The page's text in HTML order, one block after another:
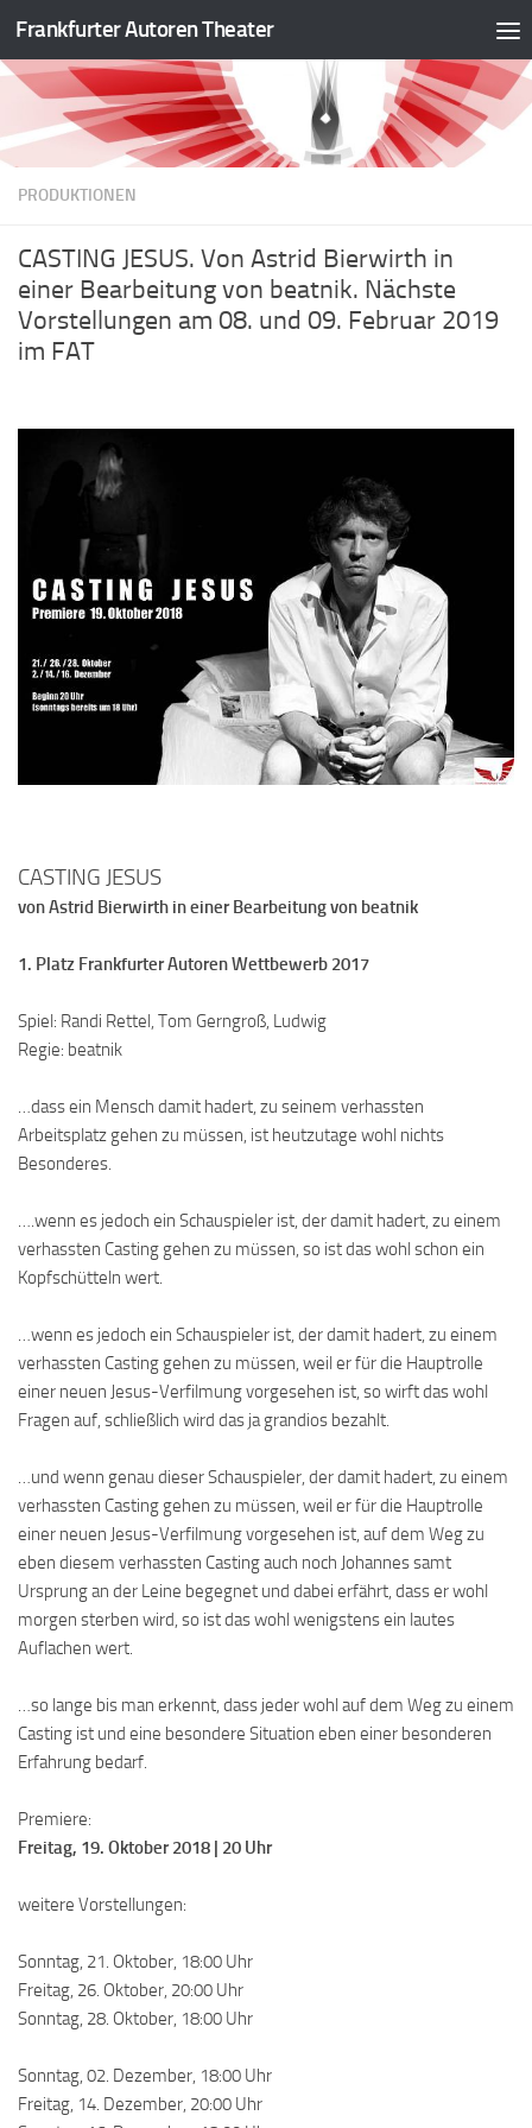
Zum Inhalt springen
Frankfurter Autoren Theater
PRODUKTIONEN
CASTING JESUS. Von Astrid Bierwirth in
einer Bearbeitung von beatnik. Nächste
Vorstellungen am 08. und 09. Februar 2019
im FAT
CASTING JESUS
von Astrid Bierwirth in einer Bearbeitung von beatnik
1. Platz Frankfurter Autoren Wettbewerb 2017
Spiel: Randi Rettel, Tom Gerngroß, Ludwig
Regie: beatnik
…dass ein Mensch damit hadert, zu seinem verhassten
Arbeitsplatz gehen zu müssen, ist heutzutage wohl nichts
Besonderes.
….wenn es jedoch ein Schauspieler ist, der damit hadert, zu einem
verhassten Casting gehen zu müssen, so ist das wohl schon ein
Kopfschütteln wert.
…wenn es jedoch ein Schauspieler ist, der damit hadert, zu einem
verhassten Casting gehen zu müssen, weil er für die Hauptrolle
einer neuen Jesus-Verfilmung vorgesehen ist, so wirft das wohl
Fragen auf, schließlich wird das ja grandios bezahlt.
…und wenn genau dieser Schauspieler, der damit hadert, zu einem
verhassten Casting gehen zu müssen, weil er für die Hauptrolle
einer neuen Jesus-Verfilmung vorgesehen ist, auf dem Weg zu
eben diesem verhassten Casting auch noch Johannes samt
Ursprung an der Leine begegnet und dabei erfährt, dass er wohl
morgen sterben wird, so ist das wohl wenigstens ein lautes
Auflachen wert.
…so lange bis man erkennt, dass jeder wohl auf dem Weg zu einem
Casting ist und eine besondere Situation eben einer besonderen
Erfahrung bedarf.
Premiere:
Freitag, 19. Oktober 2018 | 20 Uhr
weitere Vorstellungen:
Sonntag, 21. Oktober, 18:00 Uhr
Freitag, 26. Oktober, 20:00 Uhr
Sonntag, 28. Oktober, 18:00 Uhr
Sonntag, 02. Dezember, 18:00 Uhr
Freitag, 14. Dezember, 20:00 Uhr